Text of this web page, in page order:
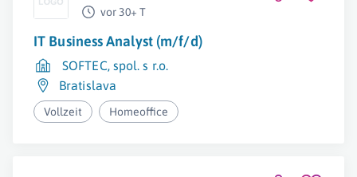
vor 30+ T
IT Business Analyst (m/f/d)
SOFTEC, spol. s r.o.
Bratislava
Vollzeit Homeoffice